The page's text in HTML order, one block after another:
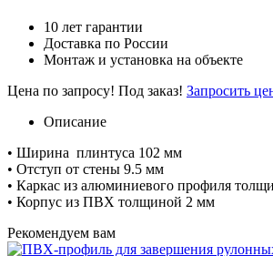
10 лет гарантии
Доставка по России
Монтаж и установка на объекте
Цена по запросу! Под заказ! Запросить
Описание
• Ширина плинтуса 102 мм
• Отступ от стены 9.5 мм
• Каркас из алюминиевого профиля
• Корпус из ПВХ толщиной 2 мм
Рекомендуем вам